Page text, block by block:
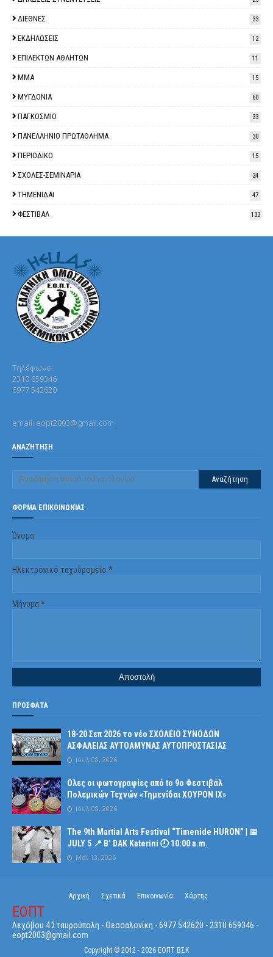
ΔΙΕΘΝΕΣ 33
ΕΚΔΗΛΩΣΕΙΣ 12
ΕΠΙΛΕΚΤΩΝ ΑΘΛΗΤΩΝ 11
ΜΜΑ 15
ΜΥΓΔΟΝΙΑ 60
ΠΑΓΚΟΣΜΙΟ 33
ΠΑΝΕΛΛΗΝΙΟ ΠΡΩΤΑΘΛΗΜΑ 30
ΠΕΡΙΟΔΙΚΟ 15
ΣΧΟΛΕΣ-ΣΕΜΙΝΑΡΙΑ 24
ΤΗΜΕΝΙΔΑΙ 47
ΦΕΣΤΙΒΑΛ 133
Τηλέφωνo:
2310 659346
6977 542620
email: eopt2003@gmail.com
ΑΝΑΖΉΤΗΣΗ
ΦΌΡΜΑ ΕΠΙΚΟΙΝΩΝΊΑΣ
Όνομα
Ηλεκτρονικό ταχυδρομείο *
Μήνυμα*
ΠΡΟΣΦΑΤΑ
18-20 Σεπ 2026 το νέο ΣΧΟΛΕΙΟ ΣΥΝΟΔΩΝ
ΑΣΦΑΛΕΙΑΣ ΑΥΤΟΑΜΥΝΑΣ ΑΥΤΟΠΡΟΣΤΑΣΙΑΣ
Ιουλ 08, 2026
Ολες οι φωτογραφίες από tο 9ο Φεστιβάλ
Πολεμικών Τεχνών «Τημενίδαι ΧΟΥΡΟΝ ΙΧ»
Ιουλ 08, 2026
The 9th Martial Arts Festival “Timenide HURON” | 📅
JULY 5 📍 B’ DAK Katerini 🕘 10:00 a.m.
Μαϊ 13, 2026
Αρχική Σχετικά Επικοινωνία Χάρτης
ΕΟΠΤ
Λεχόβου 4 Σταυρούπολη - Θεσσαλονίκη - 6977 542620 - 2310 659346 -
eopt2003@gmail.com
Copyright © 2012 - 2026 ΕΟΠΤ ΒΣΚ